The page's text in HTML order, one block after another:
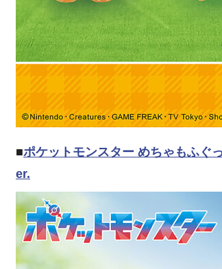
■ポケットモンスター めちゃもふぐ
er.